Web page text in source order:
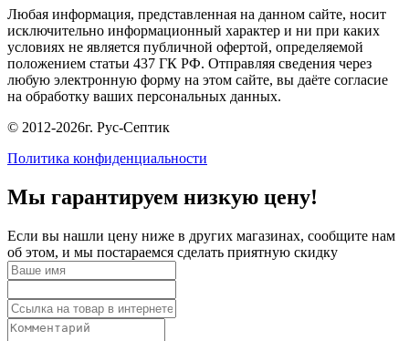
Любая информация, представленная на данном сайте, носит
исключительно информационный характер и ни при каких
условиях не является публичной офертой, определяемой
положением статьи 437 ГК РФ. Отправляя сведения через
любую электронную форму на этом сайте, вы даёте согласие
на обработку ваших персональных данных.
© 2012-2026г. Рус-Септик
Политика конфиденциальности
Мы гарантируем низкую цену!
Если вы нашли цену ниже в других магазинах, сообщите нам
об этом, и мы постараемся сделать приятную скидку